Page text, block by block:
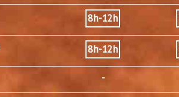
8h-12h
8h-12h
-